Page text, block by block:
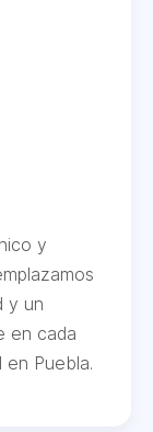
y
y un
en cada
Puebla.